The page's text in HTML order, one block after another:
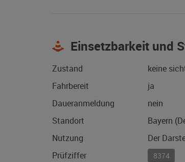
Einsetzbarkeit und
Zustand
keine
Fahrbereit
ja
Daueranmeldung
nein
Standort
Bayern
Nutzung
Der
Prüfziffer
8374